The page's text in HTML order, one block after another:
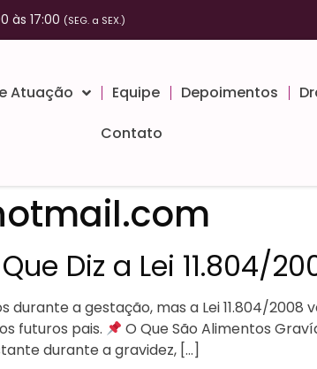
às 17:00 (SEG. a SEX.)
Atuação Equipe Depoimentos
Contato
Diz a Lei 11.804/
a gestação, mas a Lei 11.804/
futuros pais.
O Que São Alimentos
durante a gravidez, […]